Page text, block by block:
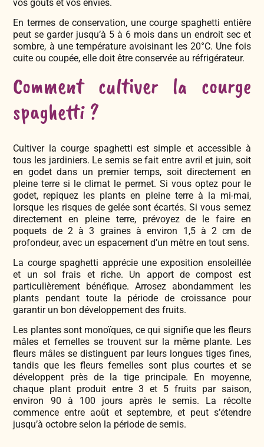
vos goûts et vos envies.
En termes de conservation, une courge spaghetti entière
peut se garder jusqu’à 5 à 6 mois dans un endroit sec et
sombre, à une température avoisinant les 20°C. Une fois
cuite ou coupée, elle doit être conservée au réfrigérateur.
Comment cultiver la courge
spaghetti ?
Cultiver la courge spaghetti est simple et accessible à
tous les jardiniers. Le semis se fait entre avril et juin, soit
en godet dans un premier temps, soit directement en
pleine terre si le climat le permet. Si vous optez pour le
godet, repiquez les plants en pleine terre à la mi-mai,
lorsque les risques de gelée sont écartés. Si vous semez
directement en pleine terre, prévoyez de le faire en
poquets de 2 à 3 graines à environ 1,5 à 2 cm de
profondeur, avec un espacement d’un mètre en tout sens.
La courge spaghetti apprécie une exposition ensoleillée
et un sol frais et riche. Un apport de compost est
particulièrement bénéfique. Arrosez abondamment les
plants pendant toute la période de croissance pour
garantir un bon développement des fruits.
Les plantes sont monoïques, ce qui signifie que les fleurs
mâles et femelles se trouvent sur la même plante. Les
fleurs mâles se distinguent par leurs longues tiges fines,
tandis que les fleurs femelles sont plus courtes et se
développent près de la tige principale. En moyenne,
chaque plant produit entre 3 et 5 fruits par saison,
environ 90 à 100 jours après le semis. La récolte
commence entre août et septembre, et peut s’étendre
jusqu’à octobre selon la période de semis.